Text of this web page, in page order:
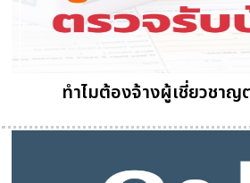
ทำไมต้องจ้างผู้เชี่ยวชาญ